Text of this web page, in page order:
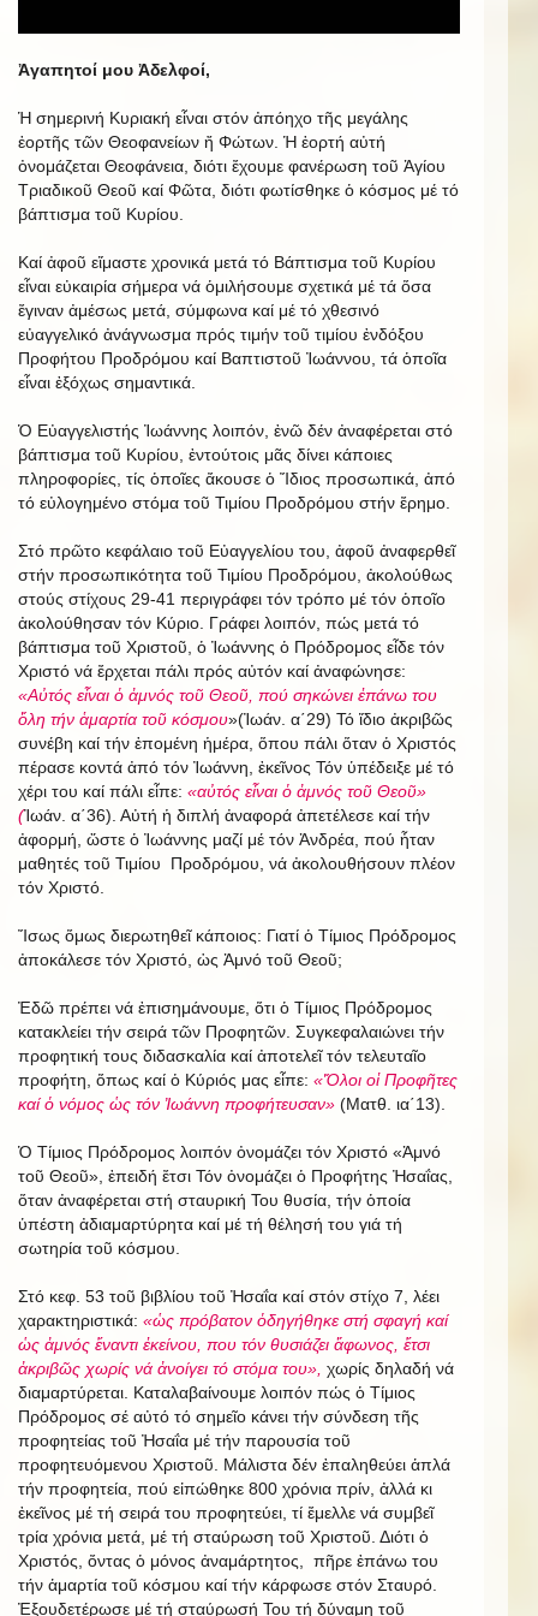
Ἀγαπητοί μου Ἀδελφοί,
Ἡ σημερινή Κυριακή εἶναι στόν ἀπόηχο τῆς μεγάλης
ἑορτῆς τῶν Θεοφανείων ἤ Φώτων. Ἡ ἑορτή αὐτή
ὀνομάζεται Θεοφάνεια, διότι ἔχουμε φανέρωση τοῦ Ἁγίου
Τριαδικοῦ Θεοῦ καί Φῶτα, διότι φωτίσθηκε ὁ κόσμος μέ τό
βάπτισμα τοῦ Κυρίου.
Καί ἀφοῦ εἴμαστε χρονικά μετά τό Βάπτισμα τοῦ Κυρίου
εἶναι εὐκαιρία σήμερα νά ὁμιλήσουμε σχετικά μέ τά ὅσα
ἔγιναν ἀμέσως μετά, σύμφωνα καί μέ τό χθεσινό
εὐαγγελικό ἀνάγνωσμα πρός τιμήν τοῦ τιμίου ἐνδόξου
Προφήτου Προδρόμου καί Βαπτιστοῦ Ἰωάννου, τά ὁποῖα
εἶναι ἐξόχως σημαντικά.
Ὁ Εὐαγγελιστής Ἰωάννης λοιπόν, ἐνῶ δέν ἀναφέρεται στό
βάπτισμα τοῦ Κυρίου, ἐντούτοις μᾶς δίνει κάποιες
πληροφορίες, τίς ὁποῖες ἄκουσε ὁ Ἴδιος προσωπικά, ἀπό
τό εὐλογημένο στόμα τοῦ Τιμίου Προδρόμου στήν ἔρημο.
Στό πρῶτο κεφάλαιο τοῦ Εὐαγγελίου του, ἀφοῦ ἀναφερθεῖ
στήν προσωπικότητα τοῦ Τιμίου Προδρόμου, ἀκολούθως
στούς στίχους 29-41 περιγράφει τόν τρόπο μέ τόν ὁποῖο
ἀκολούθησαν τόν Κύριο. Γράφει λοιπόν, πώς μετά τό
βάπτισμα τοῦ Χριστοῦ, ὁ Ἰωάννης ὁ Πρόδρομος εἶδε τόν
Χριστό νά ἔρχεται πάλι πρός αὐτόν καί ἀναφώνησε:
«Αὐτός εἶναι ὁ ἀμνός τοῦ Θεοῦ, πού σηκώνει ἐπάνω του
ὅλη τήν ἁμαρτία τοῦ κόσμου»(Ἰωάν. α΄29) Τό ἴδιο ἀκριβῶς
συνέβη καί τήν ἑπομένη ἡμέρα, ὅπου πάλι ὅταν ὁ Χριστός
πέρασε κοντά ἀπό τόν Ἰωάννη, ἐκεῖνος Τόν ὑπέδειξε μέ τό
χέρι του καί πάλι εἶπε: «αὐτός εἶναι ὁ ἀμνός τοῦ Θεοῦ»
(Ἰωάν. α΄36). Αὐτή ἡ διπλή ἀναφορά ἀπετέλεσε καί τήν
ἀφορμή, ὥστε ὁ Ἰωάννης μαζί μέ τόν Ἀνδρέα, πού ἦταν
μαθητές τοῦ Τιμίου Προδρόμου, νά ἀκολουθήσουν πλέον
τόν Χριστό.
Ἴσως ὅμως διερωτηθεῖ κάποιος: Γιατί ὁ Τίμιος Πρόδρομος
ἀποκάλεσε τόν Χριστό, ὡς Ἀμνό τοῦ Θεοῦ;
Ἐδῶ πρέπει νά ἐπισημάνουμε, ὅτι ὁ Τίμιος Πρόδρομος
κατακλείει τήν σειρά τῶν Προφητῶν. Συγκεφαλαιώνει τήν
προφητική τους διδασκαλία καί ἀποτελεῖ τόν τελευταῖο
προφήτη, ὅπως καί ὁ Κύριός μας εἶπε: «Ὅλοι οἱ Προφῆτες
καί ὁ νόμος ὡς τόν Ἰωάννη προφήτευσαν» (Ματθ. ια΄13).
Ὁ Τίμιος Πρόδρομος λοιπόν ὀνομάζει τόν Χριστό «Ἀμνό
τοῦ Θεοῦ», ἐπειδή ἔτσι Τόν ὀνομάζει ὁ Προφήτης Ἠσαΐας,
ὅταν ἀναφέρεται στή σταυρική Του θυσία, τήν ὁποία
ὑπέστη ἀδιαμαρτύρητα καί μέ τή θέλησή του γιά τή
σωτηρία τοῦ κόσμου.
Στό κεφ. 53 τοῦ βιβλίου τοῦ Ἠσαΐα καί στόν στίχο 7, λέει
χαρακτηριστικά: «ὡς πρόβατον ὁδηγήθηκε στή σφαγή καί
ὡς ἀμνός ἔναντι ἐκείνου, που τόν θυσιάζει ἄφωνος, ἔτσι
ἀκριβῶς χωρίς νά ἀνοίγει τό στόμα του», χωρίς δηλαδή νά
διαμαρτύρεται. Καταλαβαίνουμε λοιπόν πώς ὁ Τίμιος
Πρόδρομος σέ αὐτό τό σημεῖο κάνει τήν σύνδεση τῆς
προφητείας τοῦ Ἠσαΐα μέ τήν παρουσία τοῦ
προφητευόμενου Χριστοῦ. Μάλιστα δέν ἐπαληθεύει ἁπλά
τήν προφητεία, πού εἰπώθηκε 800 χρόνια πρίν, ἀλλά κι
ἐκεῖνος μέ τή σειρά του προφητεύει, τί ἔμελλε νά συμβεῖ
τρία χρόνια μετά, μέ τή σταύρωση τοῦ Χριστοῦ. Διότι ὁ
Χριστός, ὄντας ὁ μόνος ἀναμάρτητος, πῆρε ἐπάνω του
τήν ἁμαρτία τοῦ κόσμου καί τήν κάρφωσε στόν Σταυρό.
Ἐξουδετέρωσε μέ τή σταύρωσή Του τή δύναμη τοῦ